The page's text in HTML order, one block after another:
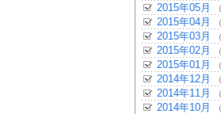
2015年05月
2015年04月
2015年03月
2015年02月
2015年01月
2014年12月
2014年11月
2014年10月